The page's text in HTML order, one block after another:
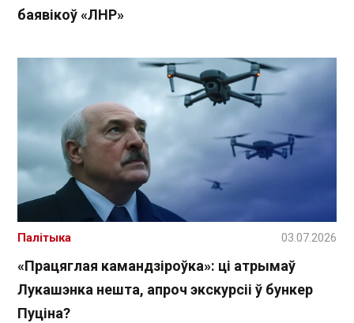
баявікоў «ЛНР»
«Працяглая камандзіроўка»: ці атрымаў
Лукашэнка нешта, апроч экскурсіі ў бункер
Пуціна?
Палітыка 03.07.2026